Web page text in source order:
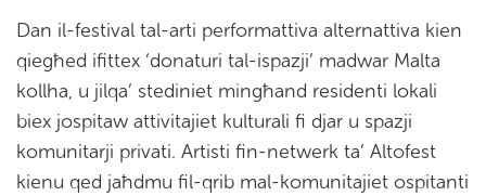
Dan il-festival tal-arti performattiva alternattiva kien
qiegħed ifittex ‘donaturi tal-ispazji’ madwar Malta
kollha, u jilqa’ stediniet mingħand residenti lokali
biex jospitaw attivitajiet kulturali fi djar u spazji
komunitarji privati. Artisti fin-netwerk ta’ Altofest
kienu qed jaħdmu fil-qrib mal-komunitajiet ospitanti